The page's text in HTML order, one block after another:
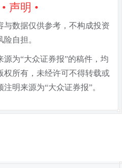
• 声明 •
与数据仅供参考，不构成投资
自担。
源为“大众证券报”的稿件，均
权所有，未经许可不得转载或
明来源为“大众证券报”。